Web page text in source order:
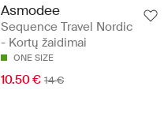
Asmodee
Sequence Travel Nordic
- Kortų žaidimai
ONE SIZE
10.50 € 14 €